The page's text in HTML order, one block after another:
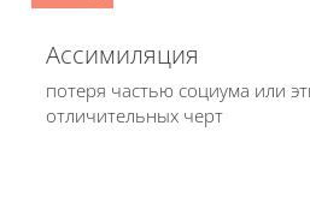
Ассимиляция
потеря частью социума или
отличительных черт